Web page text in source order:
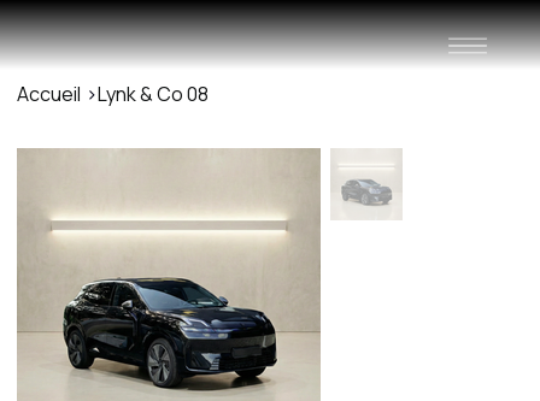
Accueil >Lynk & Co 08